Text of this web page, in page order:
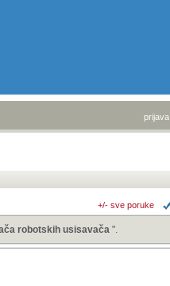
prijava
+/- sve poruke
robotskih usisavača ".